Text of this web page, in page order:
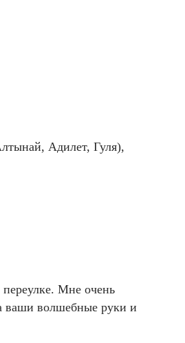
Адилет, Гуля),
Мне очень
ваши волшебные руки и